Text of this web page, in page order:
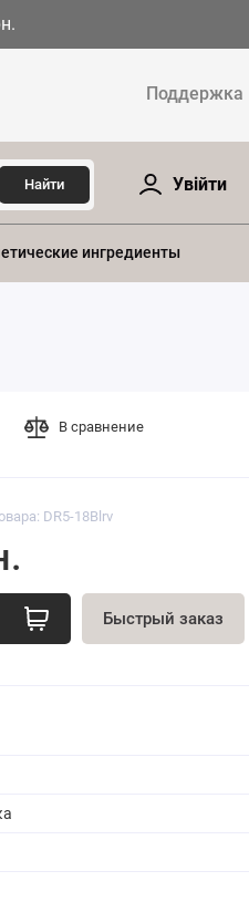
Поддержка
Найти Увійти
ингредиенты
DR5-18Blrv
Быстрый заказ
В сравнение